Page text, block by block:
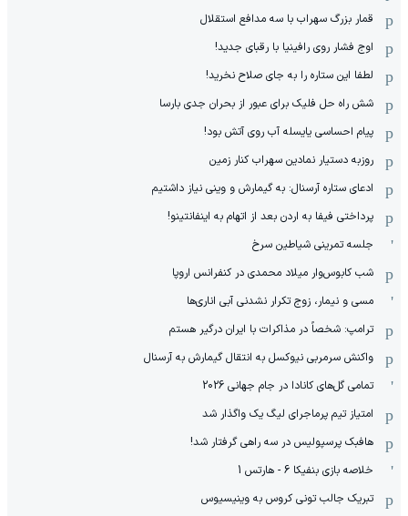
قمار بزرگ سهراب با سه مدافع استقلال
اوج فشار روی رافینیا با رقبای جدید!
لطفا این ستاره را به جای صلاح نخرید!
شش راه حل فلیک برای عبور از بحران جدی بارسا
پیام احساسی یایسله آب روی آتش بود!
روزبه دستیار نمادین سهراب کنار زمین
ادعای ستاره آرسنال: به گیمارش و وینی نیاز داشتیم
پرداختی فیفا به اردن بعد از اتهام به اینفانتینو!
جلسه تمرینی شیاطین سرخ
شب کابوس‌وار میلاد محمدی در کنفرانس اروپا
مسی و نیمار، زوج تکرار نشدنی آبی اناری‌ها
ترامپ: شخصاً در مذاکرات با ایران درگیر هستم
واکنش سرمربی نیوکسل به انتقال گیمارش به آرسنال
تمامی گل‌های کانادا در جام جهانی 2026
امتیاز تیم پرماجرای لیگ یک واگذار شد
هافبک پرسپولیس در سه راهی گرفتار شد!
خلاصه بازی بنفیکا 6 - هارتس 1
تبریک جالب تونی کروس به وینیسیوس